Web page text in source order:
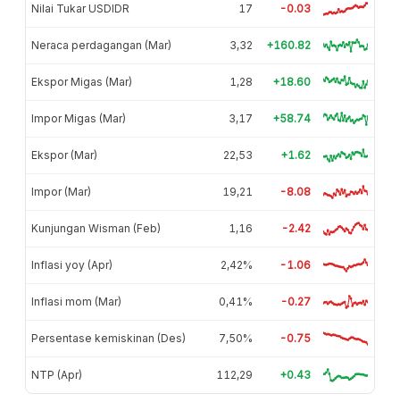
Nilai Tukar USDIDR 17 -0.03
Neraca perdagangan (Mar) 3,32 +160.82
Ekspor Migas (Mar) 1,28 +18.60
Impor Migas (Mar) 3,17 +58.74
Ekspor (Mar) 22,53 +1.62
Impor (Mar) 19,21 -8.08
Kunjungan Wisman (Feb) 1,16 -2.42
Inflasi yoy (Apr) 2,42% -1.06
Inflasi mom (Mar) 0,41% -0.27
Persentase kemiskinan (Des) 7,50% -0.75
NTP (Apr) 112,29 +0.43